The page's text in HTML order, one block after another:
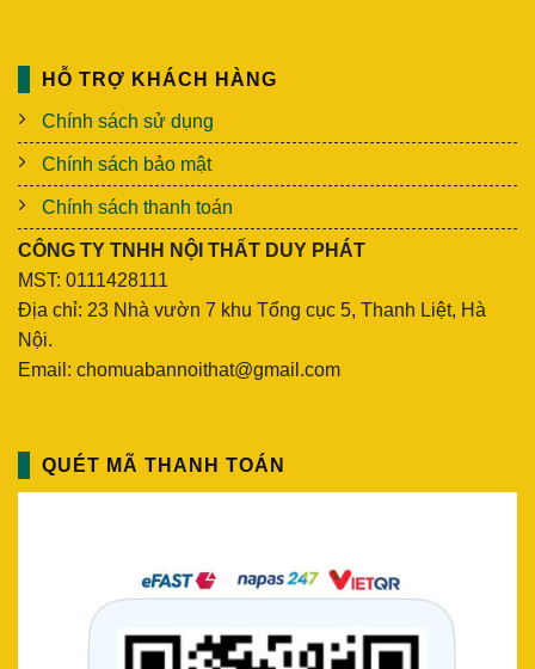
HỖ TRỢ KHÁCH HÀNG
Chính sách sử dụng
Chính sách bảo mật
Chính sách thanh toán
CÔNG TY TNHH NỘI THẤT DUY PHÁT
MST: 0111428111
Địa chỉ: 23 Nhà vườn 7 khu Tổng cục 5, Thanh Liệt, Hà
Nội.
Email: chomuabannoithat@gmail.com
QUÉT MÃ THANH TOÁN